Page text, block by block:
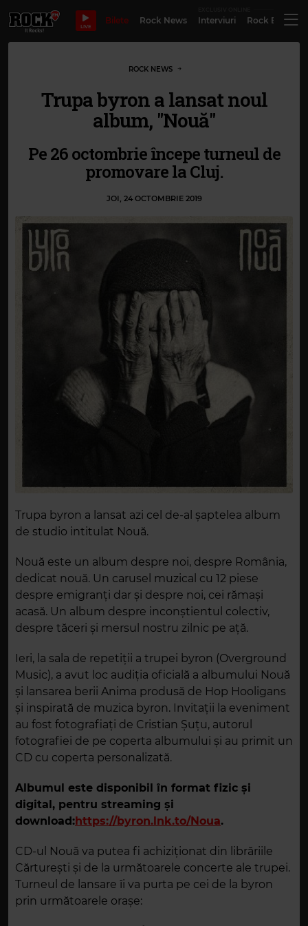
LIVE
Bilete Rock News Interviuri Rock
ROCK NEWS
Trupa byron a lansat noul
album, "Nouă"
Pe 26 octombrie începe turneul de
promovare la Cluj.
JOI, 24 OCTOMBRIE 2019
Trupa byron a lansat azi cel de-al șaptelea album
de studio intitulat Nouă.
Nouă este un album despre noi, despre România,
dedicat nouă. Un carusel muzical cu 12 piese
despre emigranți dar și despre noi, cei rămași
acasă. Un album despre inconștientul colectiv,
despre tăceri și mersul nostru zilnic pe ață.
Ieri, la sala de repetiții a trupei byron (Overground
Music), a avut loc audiția oficială a albumului Nouă
și lansarea berii Anima produsă de Hop Hooligans
și inspirată de muzica byron. Invitații la eveniment
au fost fotografiați de Cristian Șuțu, autorul
fotografiei de pe coperta albumului și au primit un
CD cu coperta personalizată.
Albumul este disponibil în format fizic și
digital, pentru streaming și
download:https://byron.lnk.to/Noua.
CD-ul Nouă va putea fi achiziționat din librăriile
Cărturești și de la următoarele concerte ale trupei.
Turneul de lansare îi va purta pe cei de la byron
prin următoarele orașe: